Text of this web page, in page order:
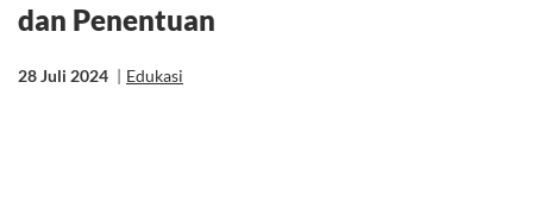
dan Penentuan
28 Juli 2024 | Edukasi